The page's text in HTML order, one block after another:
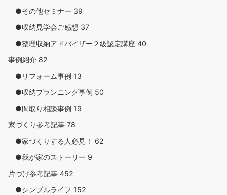
●その他セミナー 39
●収納見学会ご感想 37
●整理収納アドバイザー２級認定講座 40
事例紹介 82
●リフォーム事例 13
●収納プランニング事例 50
●間取り相談事例 19
家づくり参考記事 78
●家づくりする人必見！ 62
●我が家のストーリー 9
片づけ参考記事 452
●シンプルライフ 152